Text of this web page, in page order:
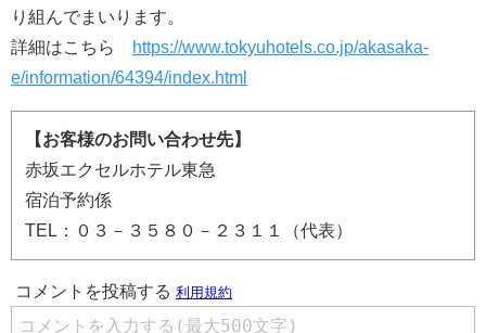
り組んでまいります。
詳細はこちら
https://www.tokyuhotels.co.jp/akasaka-
e/information/64394/index.html
【お客様のお問い合わせ先】
赤坂エクセルホテル東急
宿泊予約係
TEL：０３－３５８０－２３１１（代表）